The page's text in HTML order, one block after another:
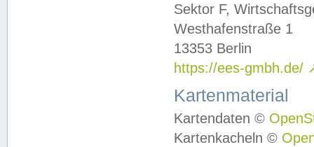
Sektor F,
Westhafenstraße 1
13353 Berlin
https://ees-gmbh.de/
Kartenmaterial
Kartendaten ©
Kartenkacheln ©